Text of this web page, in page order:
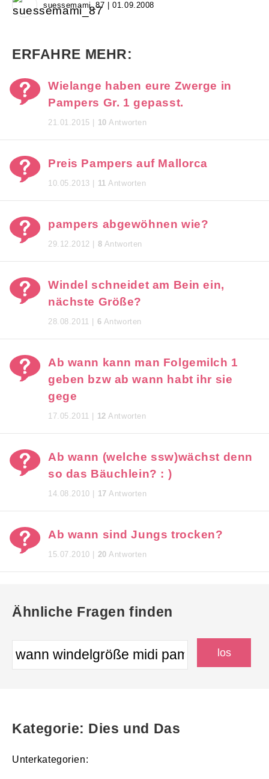
suessemami_87 | 01.09.2008
ERFAHRE MEHR:
Wielange haben eure Zwerge in
Pampers Gr. 1 gepasst.
21.01.2015 | 10 Antworten
Preis Pampers auf Mallorca
10.05.2013 | 11 Antworten
pampers abgewöhnen wie?
29.12.2012 | 8 Antworten
Windel schneidet am Bein ein,
nächste Größe?
28.08.2011 | 6 Antworten
Ab wann kann man Folgemilch 1
geben bzw ab wann habt ihr sie
gege
17.05.2011 | 12 Antworten
Ab wann (welche ssw)wächst denn
so das Bäuchlein? : )
14.08.2010 | 17 Antworten
Ab wann sind Jungs trocken?
15.07.2010 | 20 Antworten
Ähnliche Fragen finden
Kategorie: Dies und Das
Unterkategorien: